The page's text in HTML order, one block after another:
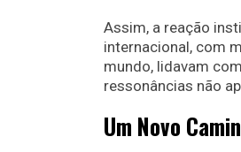
Assim, a reação
internacional, com
mundo, lidavam
ressonâncias não
Um Novo